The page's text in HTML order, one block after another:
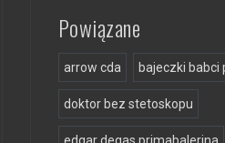
Powiązane
arrow cda bajeczki babci
doktor bez stetoskopu